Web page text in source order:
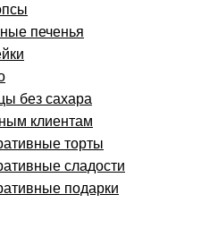
печенья
без сахара
клиентам
торты
сладости
подарки